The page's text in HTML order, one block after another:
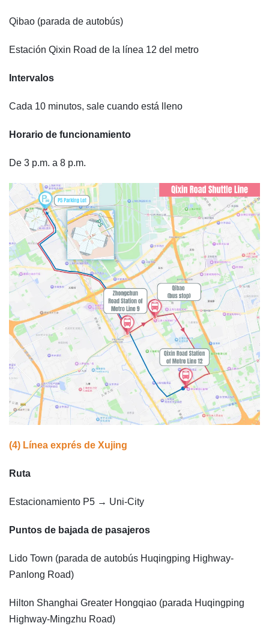
Qibao (parada de autobús)
Estación Qixin Road de la línea 12 del metro
Intervalos
Cada 10 minutos, sale cuando está lleno
Horario de funcionamiento
De 3 p.m. a 8 p.m.
(4) Línea exprés de Xujing
Ruta
Estacionamiento P5 → Uni-City
Puntos de bajada de pasajeros
Lido Town (parada de autobús Huqingping Highway-
Panlong Road)
Hilton Shanghai Greater Hongqiao (parada Huqingping
Highway-Mingzhu Road)